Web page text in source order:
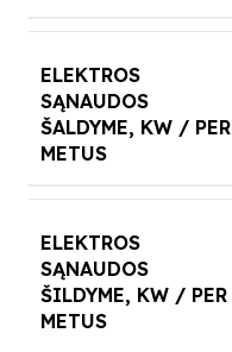
ELEKTROS
SĄNAUDOS
ŠALDYME, KW / PER
METUS
ELEKTROS
SĄNAUDOS
ŠILDYME, KW / PER
METUS